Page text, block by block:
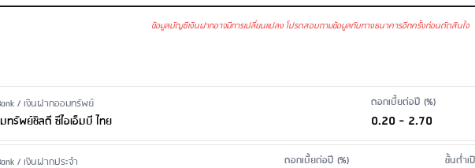
เท่ากัน และเป็นจำนวนเต็มหลัก 500 บาท
ลาฝากสูงสุดไม่เกิน 600,000 บาท
วามเคลื่อนไหวของบัญชีผ่าน SMS
ใหม่
ยการเคลื่อนไหวทางบัญชีเงินฝาก ผ่านสาขา: ไม่มีค่าธรรมเนียม
มีค่าธรรมเนียม
ข้อมูลบัญชีเงินฝากอาจมีการเปลี่ยนแปลง โปรดสอบถามข้อมูลกับทางธนาคารอีกครั้งก่อนตัดสินใจ
/ Financial Product Type
/ เงินฝากออมทรัพย์
ทรัพย์ชิลดี ซีไอเอ็มบี ไทย
ดอกเบี้ยต่อปี (%)
0.20 - 2.70
/ Financial Product Type
/ เงินฝากประจำ ดอกเบี้ยต่อปี (%) ขั้นต่ำ